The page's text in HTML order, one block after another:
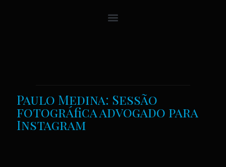
Paulo Medina: Sessão
fotográfica advogado para
Instagram